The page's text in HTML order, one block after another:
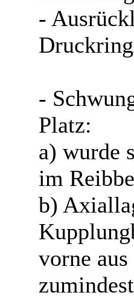
-
-
Platz:
a) wurde
im
b)
vorne